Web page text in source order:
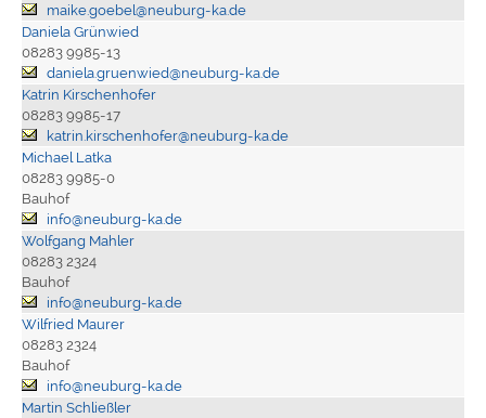
maike.goebel@neuburg-ka.de
Daniela Grünwied
08283 9985-13
daniela.gruenwied@neuburg-ka.de
Katrin Kirschenhofer
08283 9985-17
katrin.kirschenhofer@neuburg-ka.de
Michael Latka
08283 9985-0
Bauhof
info@neuburg-ka.de
Wolfgang Mahler
08283 2324
Bauhof
info@neuburg-ka.de
Wilfried Maurer
08283 2324
Bauhof
info@neuburg-ka.de
Martin Schließler